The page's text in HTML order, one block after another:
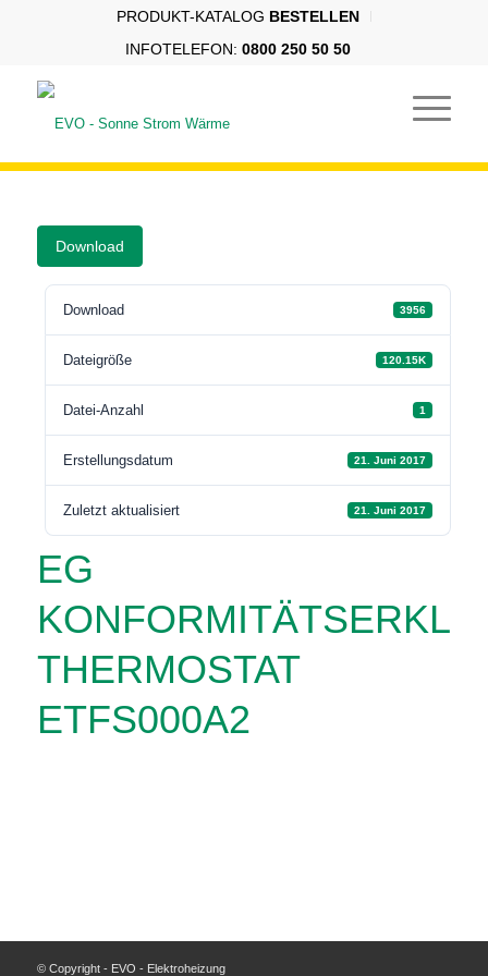
PRODUKT-KATALOG BESTELLEN
INFOTELEFON:0800 250 50 50
Download
Download 3956
Dateigröße 120.15K
Datei-Anzahl 1
Erstellungsdatum 21. Juni 2017
Zuletzt aktualisiert 21. Juni 2017
EG
THERMOSTAT
ETFS000A2
© Copyright - EVO - Elektroheizung